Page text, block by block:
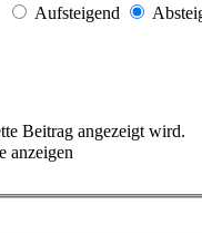
Aufsteigend
Beitrag angezeigt wird.
anzeigen